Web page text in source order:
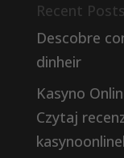
Recent Posts
Descobre
dinheir
Kasyno
Czytaj